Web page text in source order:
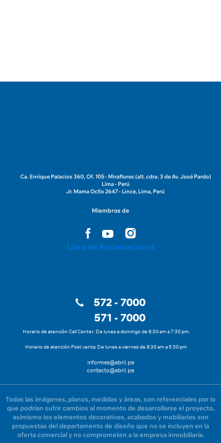
Ca. Enrique Palacios 360, Of. 105 - Miraflores (alt. cdra. 3 de Av. José Pardo)
Lima - Perú
Jr. Mama Ocllo 2647 - Lince, Lima, Perú
Miembros de
Libro de Reclamaciones
572 - 7000
571 - 7000
Horario de atención Call Center: De lunes a domingo de 8:30 am a 7:30 pm.
Horario de atención Post venta: De lunes a viernes de 8:30 am a 5:30 pm
informes@abril.pe
contacto@abril.pe
Todas las imágenes, planos, medidas y áreas, son referenciales por lo
que podrían sufrir cambios al momento de desarrollarse el proyecto,
asímismo los elementos decorativos, acabados y mobiliarios son
propuestas del departamento de diseño que no se incluyen en la
oferta comercial y no comprometen a la empresa inmobiliaria.